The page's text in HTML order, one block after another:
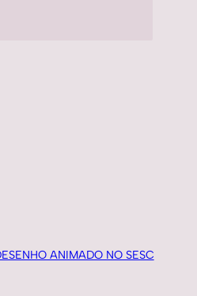
ANIMADO NO SESC